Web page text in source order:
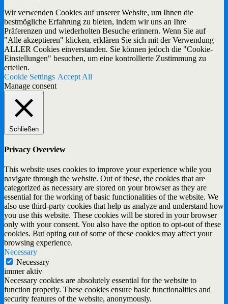
Wir verwenden Cookies auf unserer Website, um Ihnen die
bestmögliche Erfahrung zu bieten, indem wir uns an Ihre
Präferenzen und wiederholten Besuche erinnern. Wenn Sie auf
"Alle akzeptieren" klicken, erklären Sie sich mit der Verwendung
ALLER Cookies einverstanden. Sie können jedoch die "Cookie-
Einstellungen" besuchen, um eine kontrollierte Zustimmung zu
erteilen.
Cookie Settings Accept All
Manage consent
Schließen
Privacy Overview
This website uses cookies to improve your experience while you
navigate through the website. Out of these, the cookies that are
categorized as necessary are stored on your browser as they are
essential for the working of basic functionalities of the website. We
also use third-party cookies that help us analyze and understand how
you use this website. These cookies will be stored in your browser
only with your consent. You also have the option to opt-out of these
cookies. But opting out of some of these cookies may affect your
browsing experience.
Necessary
Necessary
immer aktiv
Necessary cookies are absolutely essential for the website to
function properly. These cookies ensure basic functionalities and
security features of the website, anonymously.